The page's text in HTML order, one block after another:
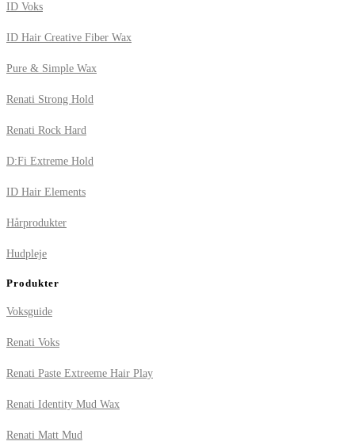
ID Voks
ID Hair Creative Fiber Wax
Pure & Simple Wax
Renati Strong Hold
Renati Rock Hard
D:Fi Extreme Hold
ID Hair Elements
Hårprodukter
Hudpleje
Produkter
Voksguide
Renati Voks
Renati Paste Extreeme Hair Play
Renati Identity Mud Wax
Renati Matt Mud